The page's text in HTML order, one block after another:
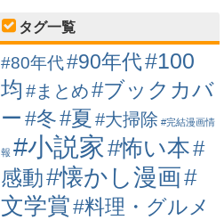
タグ一覧
#80年代#90年代#100
均 #まとめ#ブックカバ
ー#冬#夏 #大掃除 #完結漫画情
報 #小説家#怖い本#
感動#懐かし漫画#
文学賞#料理・グルメ